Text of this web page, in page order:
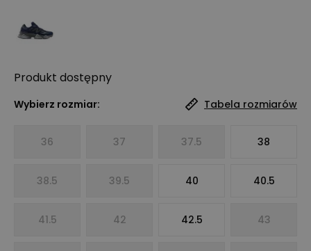
Produkt dostępny
Wybierz rozmiar: Tabela rozmiarów
36 37 37.5 38
38.5 39.5 40 40.5
41.5 42 42.5 43